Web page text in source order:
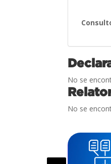
No se
No se